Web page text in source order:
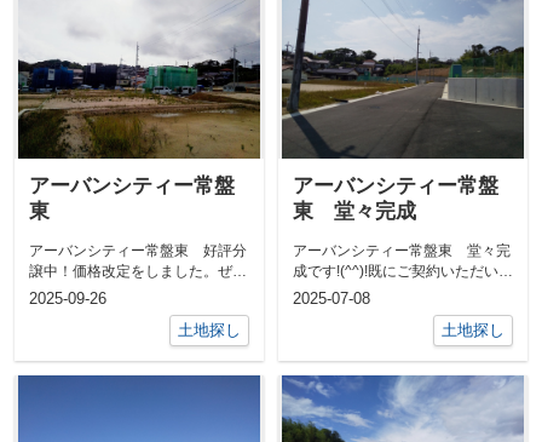
アーバンシティー常盤
東
アーバンシティー常盤東 好評分
譲中！価格改定をしました。ぜひ
『アーバンシティー常盤東』の詳
2025-09-26
土地探し
アーバンシティー常盤
東 堂々完成
アーバンシティー常盤東 堂々完
成です!(^^)!既にご契約いただいた
お客様へのお引渡しが、先月から
2025-07-08
土地探し